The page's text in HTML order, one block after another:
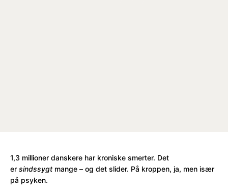
1,3 millioner danskere har kroniske smerter. Det
er sindssygtmange – og det slider. På kroppen, ja, men især
på psyken.